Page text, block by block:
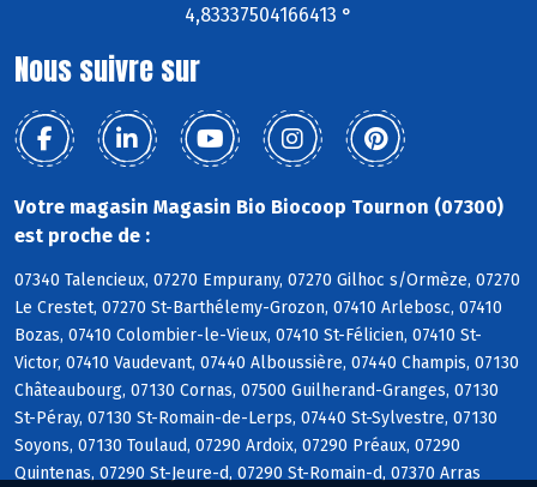
4,83337504166413 °
Nous suivre sur
Votre magasin Magasin Bio Biocoop Tournon (07300)
est proche de :
07340 Talencieux, 07270 Empurany, 07270 Gilhoc s/Ormèze, 07270
Le Crestet, 07270 St-Barthélemy-Grozon, 07410 Arlebosc, 07410
Bozas, 07410 Colombier-le-Vieux, 07410 St-Félicien, 07410 St-
Victor, 07410 Vaudevant, 07440 Alboussière, 07440 Champis, 07130
Châteaubourg, 07130 Cornas, 07500 Guilherand-Granges, 07130
St-Péray, 07130 St-Romain-de-Lerps, 07440 St-Sylvestre, 07130
Soyons, 07130 Toulaud, 07290 Ardoix, 07290 Préaux, 07290
Quintenas, 07290 St-Jeure-d, 07290 St-Romain-d, 07370 Arras